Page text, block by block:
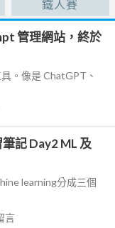
鐵人賽
管理網站，終於
。像是 ChatGPT、
記 Day2 ML 及
learning分成三個
言